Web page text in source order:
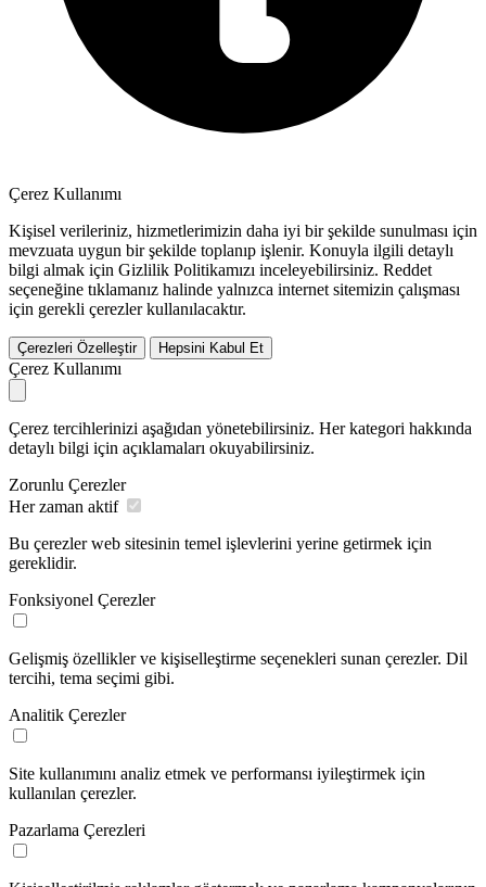
Çerez Kullanımı
Kişisel verileriniz, hizmetlerimizin daha iyi bir şekilde sunulması için
mevzuata uygun bir şekilde toplanıp işlenir. Konuyla ilgili detaylı
bilgi almak için Gizlilik Politikamızı inceleyebilirsiniz. Reddet
seçeneğine tıklamanız halinde yalnızca internet sitemizin çalışması
için gerekli çerezler kullanılacaktır.
Çerezleri Özelleştir Hepsini Kabul Et
Çerez Kullanımı
Çerez tercihlerinizi aşağıdan yönetebilirsiniz. Her kategori hakkında
detaylı bilgi için açıklamaları okuyabilirsiniz.
Zorunlu Çerezler
Her zaman aktif
Bu çerezler web sitesinin temel işlevlerini yerine getirmek için
gereklidir.
Fonksiyonel Çerezler
Gelişmiş özellikler ve kişiselleştirme seçenekleri sunan çerezler. Dil
tercihi, tema seçimi gibi.
Analitik Çerezler
Site kullanımını analiz etmek ve performansı iyileştirmek için
kullanılan çerezler.
Pazarlama Çerezleri